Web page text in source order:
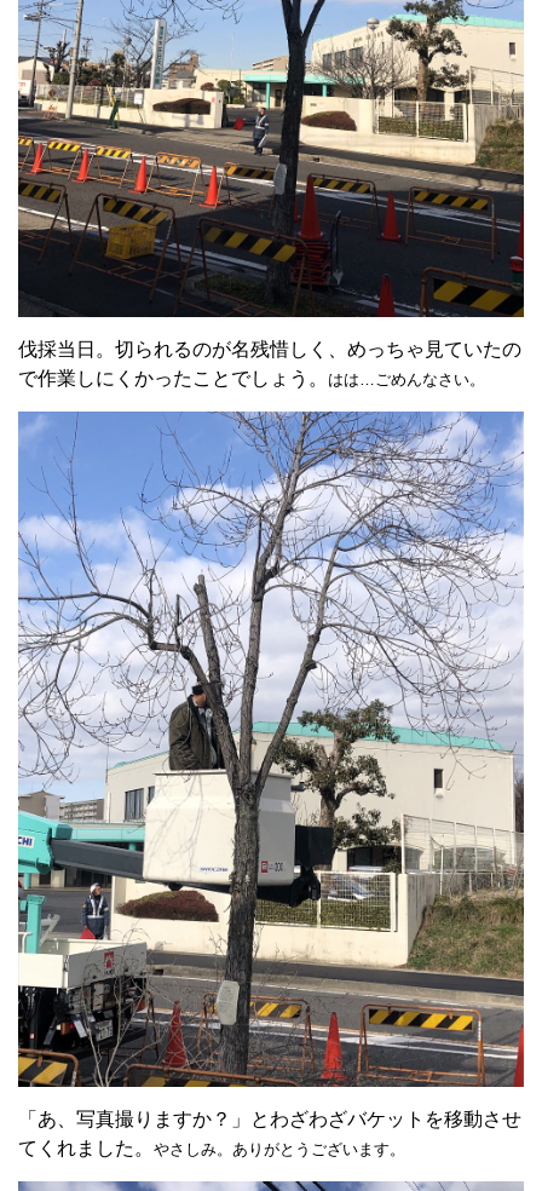
伐採当日。切られるのが名残惜しく、めっちゃ見ていたの
で作業しにくかったことでしょう。
はは…ごめんなさい。
「あ、写真撮りますか？」とわざわざバケットを移動させ
てくれました。 やさしみ。ありがとうございます。